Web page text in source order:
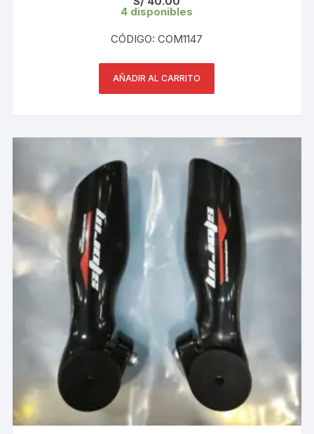
4 disponibles
CÓDIGO: COM1147
AÑADIR AL CARRITO